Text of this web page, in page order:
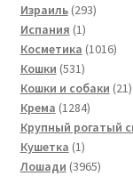
Израиль 293293
Испания 11
товар
Косметика 10161016
Кошки 531531
товар
Кошки и собаки 2121
Крема 12841284
товара
Крупный рогатый
Кушетка 11
товар
Лошади 39653965